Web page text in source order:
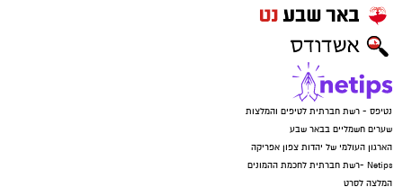
נטיפס - רשת חברתית לטיפים והמלצות
שערים חשמליים בבאר שבע
הארגון העולמי של יהדות צפון אפריקה
Netips -רשת חברתית לחכמת ההמונים
המלצה לסרט